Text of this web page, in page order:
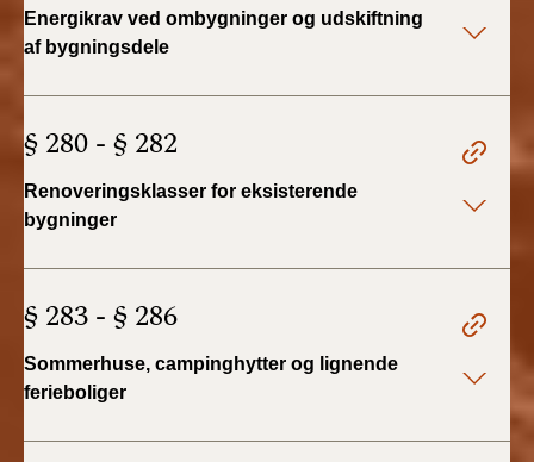
Energikrav ved ombygninger og udskiftning
af bygningsdele
§ 280 - § 282
Renoveringsklasser for eksisterende
bygninger
§ 283 - § 286
Sommerhuse, campinghytter og lignende
ferieboliger